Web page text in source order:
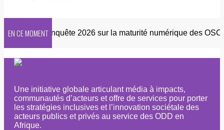
EN CE MOMENTEnquête 2026 sur la maturité numérique des OSC
Une initiative globale articulant média à impacts,
communautés d’acteurs et offre de services pour porter
les stratégies inclusives et l’innovation sociétale des
acteurs publics et privés au service des ODD en
Afrique.